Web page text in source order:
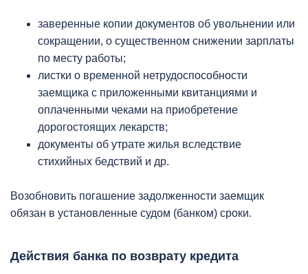
заверенные копии документов об увольнении или
сокращении, о существенном снижении зарплаты
по месту работы;
листки о временной нетрудоспособности
заемщика с приложенными квитанциями и
оплаченными чеками на приобретение
дорогостоящих лекарств;
документы об утрате жилья вследствие
стихийных бедствий и др.
Возобновить погашение задолженности заемщик
обязан в установленные судом (банком) сроки.
Действия банка по возврату кредита